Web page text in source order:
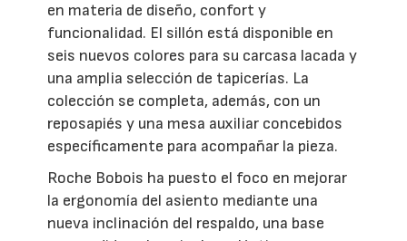
en materia de diseño, confort y
funcionalidad. El sillón está disponible en
seis nuevos colores para su carcasa lacada y
una amplia selección de tapicerías. La
colección se completa, además, con un
reposapiés y una mesa auxiliar concebidos
específicamente para acompañar la pieza.
Roche Bobois ha puesto el foco en mejorar
la ergonomía del asiento mediante una
nueva inclinación del respaldo, una base